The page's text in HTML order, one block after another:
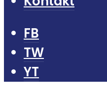
FB
TW
YT